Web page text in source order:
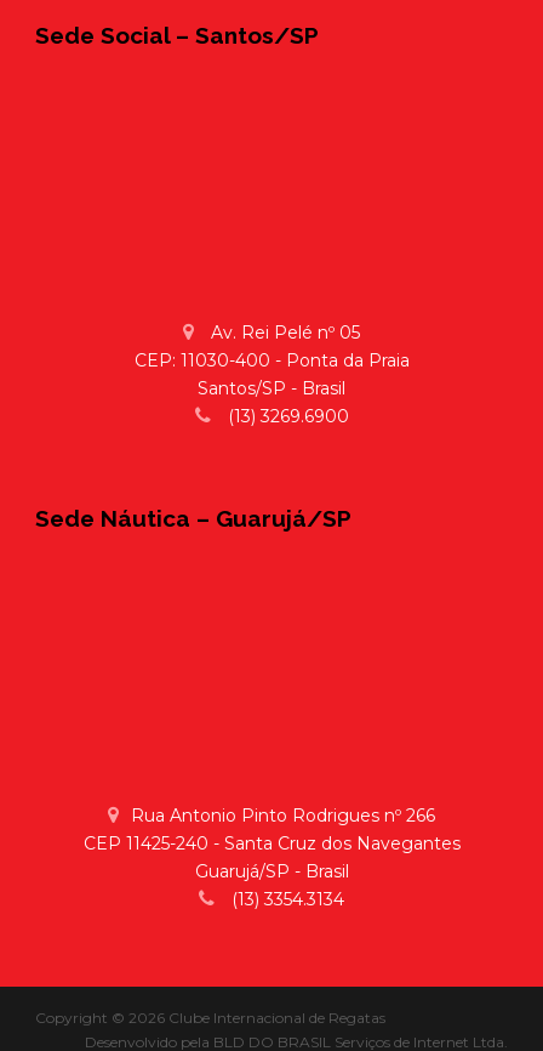
Sede Social – Santos/SP
Av. Rei Pelé nº 05
CEP: 11030-400 - Ponta da Praia
Santos/SP - Brasil
(13) 3269.6900
Sede Náutica – Guarujá/SP
Rua Antonio Pinto Rodrigues nº 266
CEP 11425-240 - Santa Cruz dos Navegantes
Guarujá/SP - Brasil
(13) 3354.3134
Copyright © 2026 Clube Internacional de Regatas
Desenvolvido pela BLD DO BRASIL Serviços de Internet Ltda.